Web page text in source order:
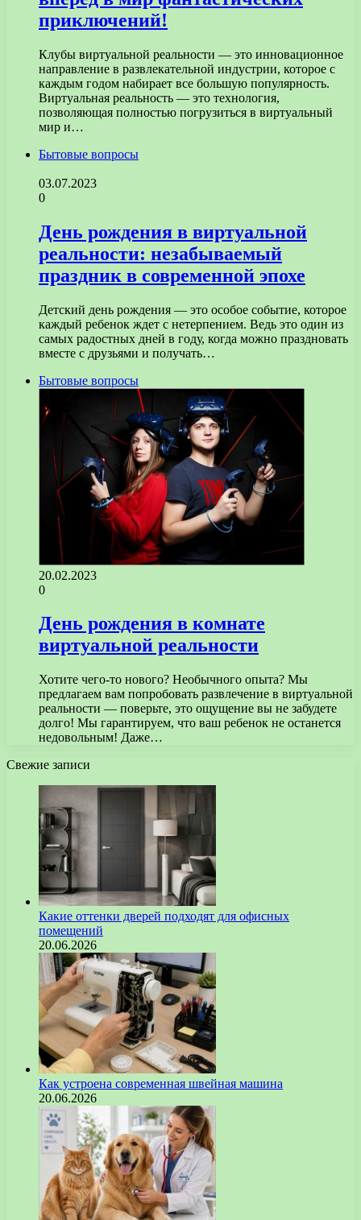
приключений!
Клубы виртуальной реальности — это инновационное
направление в развлекательной индустрии, которое с
каждым годом набирает все большую популярность.
Виртуальная реальность — это технология,
позволяющая полностью погрузиться в виртуальный
мир и…
Бытовые вопросы
03.07.2023
0
День рождения в виртуальной
реальности: незабываемый
праздник в современной эпохе
Детский день рождения — это особое событие, которое
каждый ребенок ждет с нетерпением. Ведь это один из
самых радостных дней в году, когда можно праздновать
вместе с друзьями и получать…
Бытовые вопросы
20.02.2023
0
День рождения в комнате
виртуальной реальности
Хотите чего-то нового? Необычного опыта? Мы
предлагаем вам попробовать развлечение в виртуальной
реальности — поверьте, это ощущение вы не забудете
долго! Мы гарантируем, что ваш ребенок не останется
недовольным! Даже…
Свежие записи
Какие оттенки дверей подходят для офисных
помещений
20.06.2026
Как устроена современная швейная машина
20.06.2026